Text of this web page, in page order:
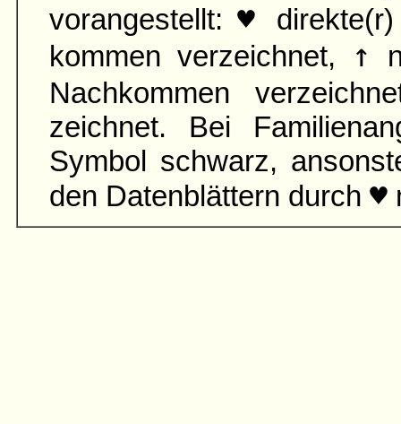
vorangestellt:♥
kommen verzeichnet,
↑
Nach­kommen
zeichnet. Bei
Symbol schwarz,
den Daten­blättern durch ♥